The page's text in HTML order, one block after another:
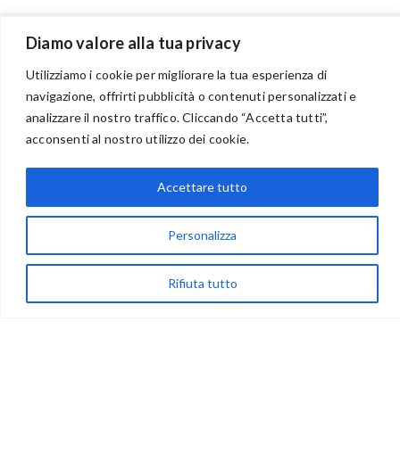
Diamo valore alla tua privacy
Utilizziamo i cookie per migliorare la tua esperienza di
navigazione, offrirti pubblicità o contenuti personalizzati e
analizzare il nostro traffico. Cliccando “Accetta tutti”,
acconsenti al nostro utilizzo dei cookie.
Personalizza
Rifiuta tutto
Accettare tutto
via Acqua delle Noci 12
83024 Monteforte Irpino (AV)
info@ideepercreare.it
LINK UTILI